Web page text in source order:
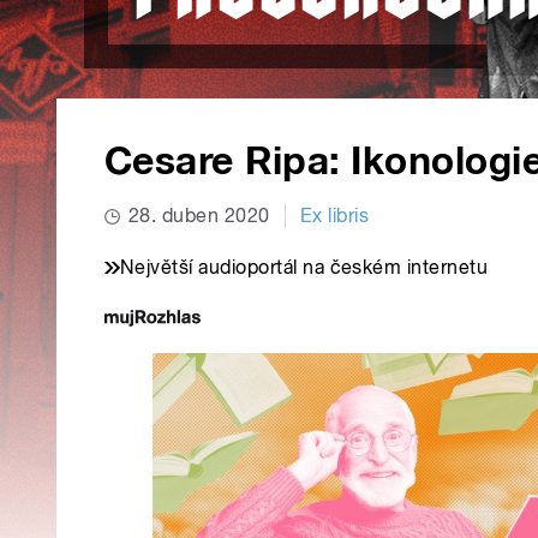
Cesare Ripa:
28. duben 2020 Ex libris
Největší audioportál na českém internetu